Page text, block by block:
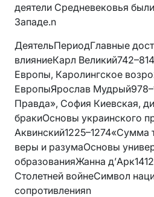
деятели Средневековья
Западе.n
ДеятельПериодГлавные
влияниеКарл
Европы, Каролингское
ЕвропыЯрослав
Правда», София Киевская,
бракиОсновы украинского
Аквинский1225–1274«Сумма
веры и разумаОсновы
образованияЖанна
Столетней войнеСимвол
сопротивленияn